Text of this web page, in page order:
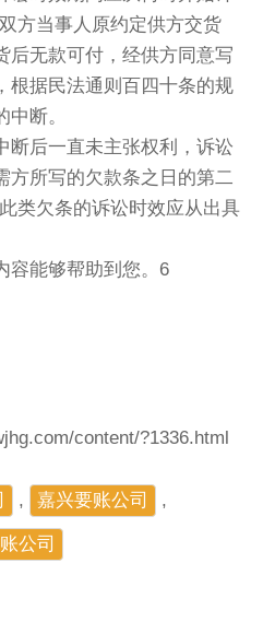
方当事人原约定供方交货
后无款可付，经供方同意写
根据民法通则百四十条的规
断。
后一直未主张权利，诉讼
方所写的欠款条之日的第二
类欠条的诉讼时效应从出具
能够帮助到您。6
content/?1336.html
, 嘉兴要账公司 ,
公司